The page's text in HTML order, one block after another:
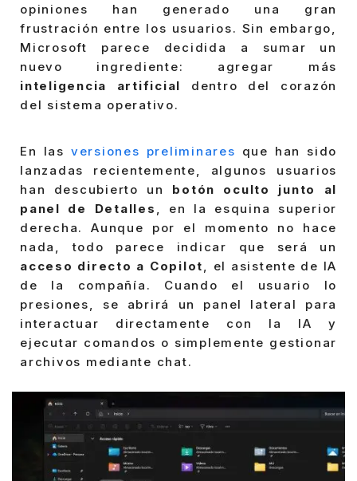
opiniones han generado una gran
frustración entre los usuarios. Sin embargo,
Microsoft parece decidida a sumar un
nuevo ingrediente: agregar más
inteligencia artificial
dentro del corazón
del sistema operativo.
En las versiones preliminares que han sido
lanzadas recientemente, algunos usuarios
han descubierto un botón oculto junto al
panel de Detalles , en la esquina superior
derecha. Aunque por el momento no hace
nada, todo parece indicar que será un
acceso directo a Copilot, el asistente de IA
de la compañía. Cuando el usuario lo
presiones, se abrirá un panel lateral para
interactuar directamente con la IA y
ejecutar comandos o simplemente gestionar
archivos mediante chat.